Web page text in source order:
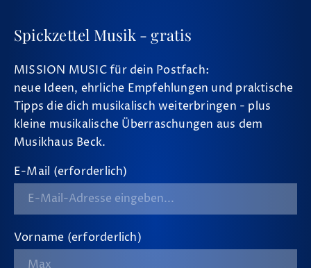
Spickzettel Musik - gratis
MISSION MUSIC für dein Postfach:
neue Ideen, ehrliche Empfehlungen und praktische
Tipps die dich musikalisch weiterbringen - plus
kleine musikalische Überraschungen aus dem
Musikhaus Beck.
E-Mail (erforderlich)
Vorname (erforderlich)